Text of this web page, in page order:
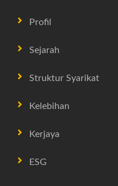
Profil
Sejarah
Struktur Syarikat
Kelebihan
Kerjaya
ESG